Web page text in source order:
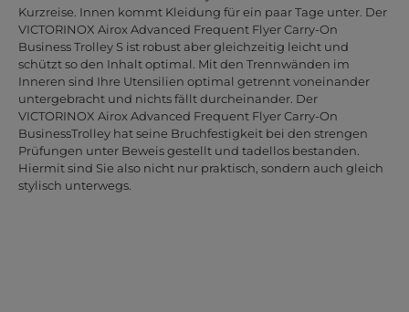
Kurzreise. Innen kommt Kleidung für ein paar Tage unter. Der
VICTORINOX Airox Advanced Frequent Flyer Carry-On
Business Trolley S ist robust aber gleichzeitig leicht und
schützt so den Inhalt optimal. Mit den Trennwänden im
Inneren sind Ihre Utensilien optimal getrennt voneinander
untergebracht und nichts fällt durcheinander. Der
VICTORINOX Airox Advanced Frequent Flyer Carry-On
BusinessTrolley hat seine Bruchfestigkeit bei den strengen
Prüfungen unter Beweis gestellt und tadellos bestanden.
Hiermit sind Sie also nicht nur praktisch, sondern auch gleich
stylisch unterwegs.